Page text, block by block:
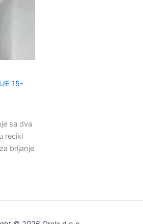
15-
sa dva
recikl
brijanje